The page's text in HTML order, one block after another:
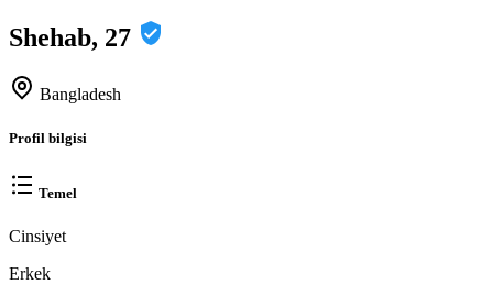
Shehab, 27
Bangladesh
Profil bilgisi
Temel
Cinsiyet
Erkek